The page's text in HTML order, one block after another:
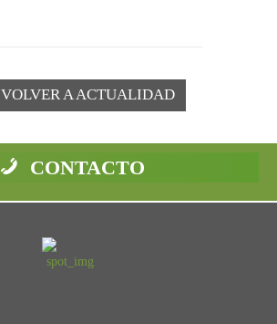
VOLVER A ACTUALIDAD
CONTACTO